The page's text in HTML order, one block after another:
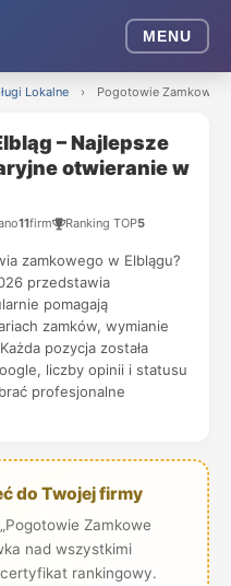
MENU
Lokalne › Pogotowie Zamkowe
– Najlepsze
otwieranie w
11firm Ranking TOP5
zamkowego w Elblągu?
przedstawia
pomagają
zamków, wymianie
pozycja została
liczby opinii i statusu
profesjonalne
do Twojej firmy
Zamkowe
nad wszystkimi
rankingowy.